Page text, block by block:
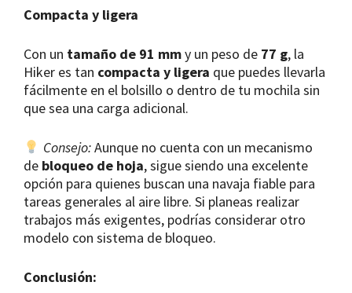
Compacta y ligera
Con un tamaño de 91 mmy un peso de 77 g, la
Hiker es tan compacta y ligera que puedes llevarla
fácilmente en el bolsillo o dentro de tu mochila sin
que sea una carga adicional.
Consejo:Aunque no cuenta con un mecanismo
de bloqueo de hoja, sigue siendo una excelente
opción para quienes buscan una navaja fiable para
tareas generales al aire libre. Si planeas realizar
trabajos más exigentes, podrías considerar otro
modelo con sistema de bloqueo.
Conclusión: